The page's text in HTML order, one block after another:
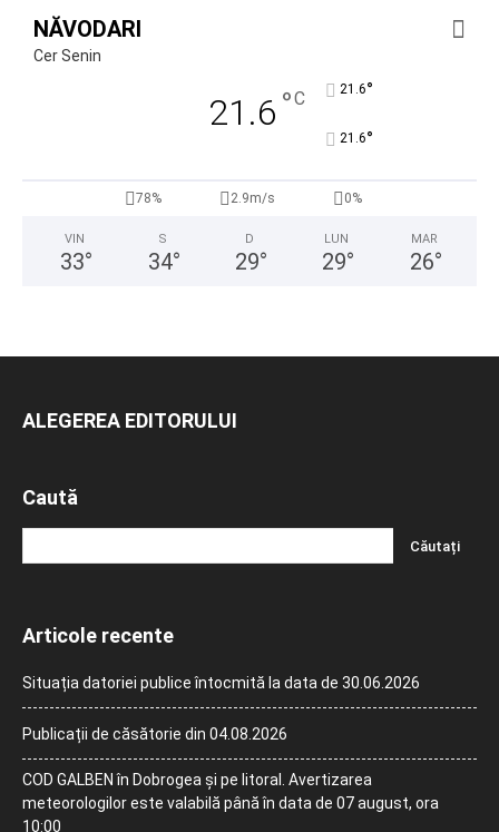
NĂVODARI
Cer Senin
21.6 °C 21.6°
21.6°
78% 2.9m/s 0%
VIN
33°
S
34°
D
29°
LUN
29°
MAR
26°
ALEGEREA EDITORULUI
Caută
Articole recente
Situația datoriei publice întocmită la data de 30.06.2026
Publicații de căsătorie din 04.08.2026
COD GALBEN în Dobrogea și pe litoral. Avertizarea
meteorologilor este valabilă până în data de 07 august, ora
10:00